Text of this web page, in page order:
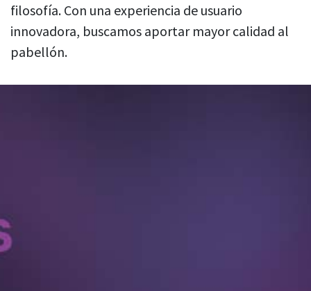
filosofía. Con una experiencia de usuario
innovadora, buscamos aportar mayor calidad al
pabellón.